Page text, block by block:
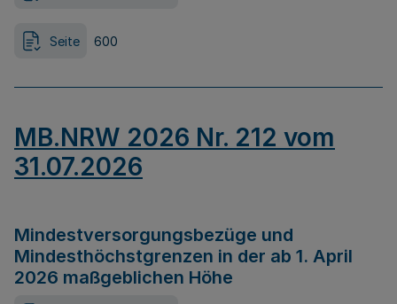
Seite 600
MB.NRW 2026 Nr. 212 vom
31.07.2026
Mindestversorgungsbezüge und
Mindesthöchstgrenzen in der ab 1. April
2026 maßgeblichen Höhe